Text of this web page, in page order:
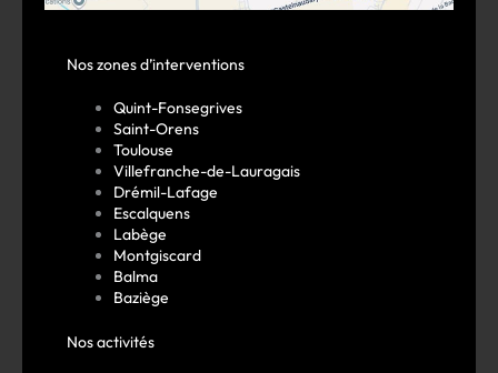
Nos zones d’interventions
Quint-Fonsegrives
Saint-Orens
Toulouse
Villefranche-de-Lauragais
Drémil-Lafage
Escalquens
Labège
Montgiscard
Balma
Baziège
Nos activités